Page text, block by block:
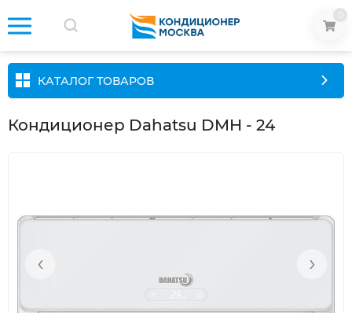
КАТАЛОГ ТОВАРОВ
Кондиционер Dahatsu DMH - 24
‹ ›